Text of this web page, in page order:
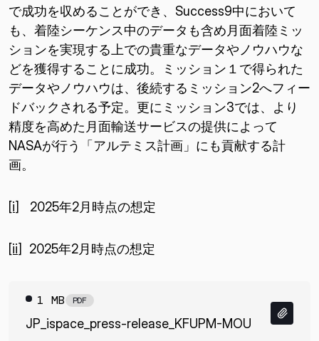
で成功を収めることができ、Success9中において
も、着陸シーケンス中のデータも含め月面着陸ミッ
ションを実現する上での貴重なデータやノウハウな
どを獲得することに成功。ミッション１で得られた
データやノウハウは、後続するミッション2へフィー
ドバックされる予定。更にミッション3では、より
精度を高めた月面輸送サービスの提供によって
NASAが行う「アルテミス計画」にも貢献する計
画。
[i] 2025年2月時点の想定
[ii] 2025年2月時点の想定
1 MB PDF
JP_ispace_press-release_KFUPM-MOU